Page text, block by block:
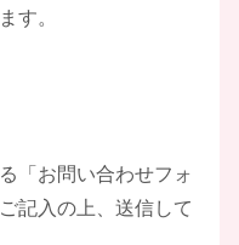
す。
「お問い合わせフォ
記入の上、送信して